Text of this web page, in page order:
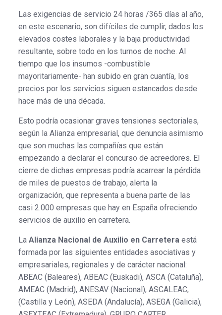
Las exigencias de servicio 24 horas /365 días al año,
en este escenario, son difíciles de cumplir, dados los
elevados costes laborales y la baja productividad
resultante, sobre todo en los turnos de noche. Al
tiempo que los insumos -combustible
mayoritariamente- han subido en gran cuantía, los
precios por los servicios siguen estancados desde
hace más de una década.
Esto podría ocasionar graves tensiones sectoriales,
según la Alianza empresarial, que denuncia asimismo
que son muchas las compañías que están
empezando a declarar el concurso de acreedores. El
cierre de dichas empresas podría acarrear la pérdida
de miles de puestos de trabajo, alerta la
organización, que representa a buena parte de las
casi 2.000 empresas que hay en España ofreciendo
servicios de auxilio en carretera.
La Alianza Nacional de Auxilio en Carreteraestá
formada por las siguientes entidades asociativas y
empresariales, regionales y de carácter nacional:
ABEAC (Baleares), ABEAC (Euskadi), ASCA (Cataluña),
AMEAC (Madrid), ANESAV (Nacional), ASCALEAC,
(Castilla y León), ASEDA (Andalucía), ASEGA (Galicia),